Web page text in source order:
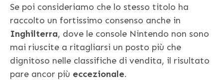
Se poi consideriamo che lo stesso titolo ha
raccolto un fortissimo consenso anche in
Inghilterra, dove le console Nintendo non sono
mai riuscite a ritagliarsi un posto più che
dignitoso nelle classifiche di vendita, il risultato
pare ancor più eccezionale.